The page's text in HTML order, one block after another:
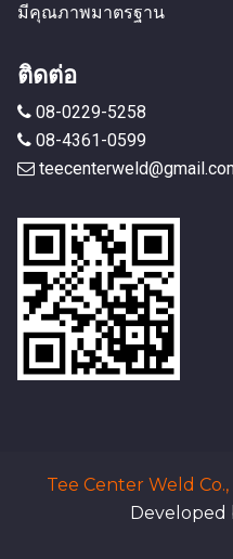
มีคุณภาพมาตรฐาน
ติดต่อ
08-0229-5258
08-4361-0599
Tee Center Weld Co.,
Developed